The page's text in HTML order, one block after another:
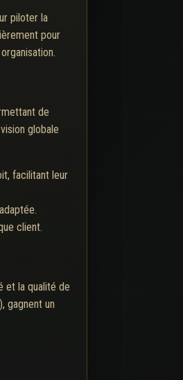
piloter la
pour
de
globale
facilitant leur
client.
et la qualité de
gagnent un